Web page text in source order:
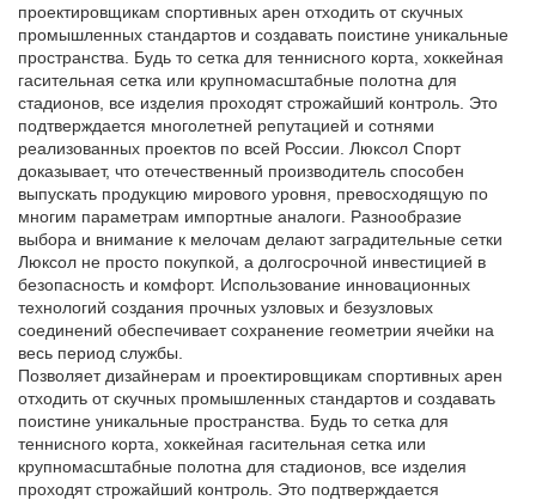
проектировщикам спортивных арен отходить от скучных
промышленных стандартов и создавать поистине уникальные
пространства. Будь то сетка для теннисного корта, хоккейная
гасительная сетка или крупномасштабные полотна для
стадионов, все изделия проходят строжайший контроль. Это
подтверждается многолетней репутацией и сотнями
реализованных проектов по всей России. Люксол Спорт
доказывает, что отечественный производитель способен
выпускать продукцию мирового уровня, превосходящую по
многим параметрам импортные аналоги. Разнообразие
выбора и внимание к мелочам делают заградительные сетки
Люксол не просто покупкой, а долгосрочной инвестицией в
безопасность и комфорт. Использование инновационных
технологий создания прочных узловых и безузловых
соединений обеспечивает сохранение геометрии ячейки на
весь период службы.
Позволяет дизайнерам и проектировщикам спортивных арен
отходить от скучных промышленных стандартов и создавать
поистине уникальные пространства. Будь то сетка для
теннисного корта, хоккейная гасительная сетка или
крупномасштабные полотна для стадионов, все изделия
проходят строжайший контроль. Это подтверждается